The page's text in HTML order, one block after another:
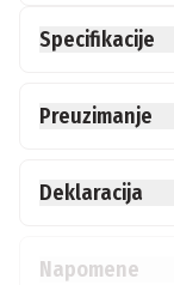
Specifikacije
Preuzimanje
Deklaracija
Napomene